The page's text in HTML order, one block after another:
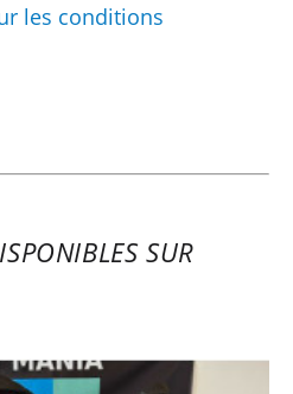
les conditions
SUR